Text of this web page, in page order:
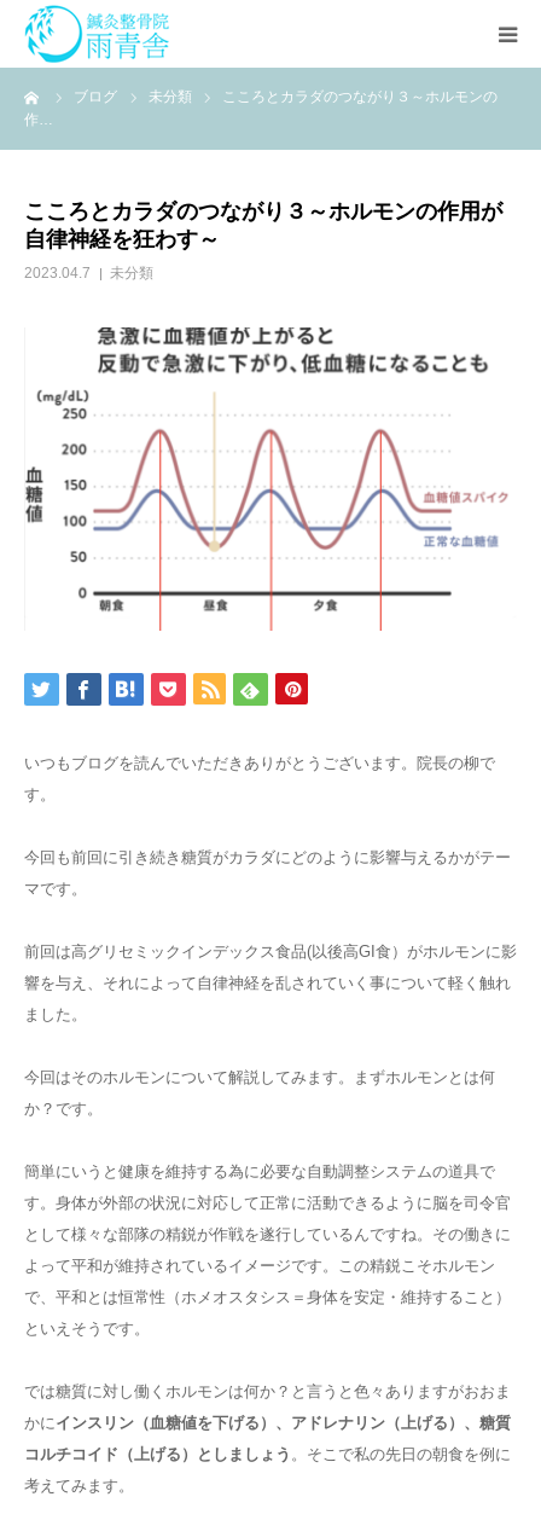
ブログ 未分類
こころとカラダのつながり３～ホルモンの
作…
こころとカラダのつながり３～ホルモンの作用が
自律神経を狂わす～
2023.04.7 未分類
いつもブログを読んでいただきありがとうございます。院長の柳で
す。
今回も前回に引き続き糖質がカラダにどのように影響与えるかがテー
マです。
前回は高グリセミックインデックス食品(以後高GI食）がホルモンに影
響を与え、それによって自律神経を乱されていく事について軽く触れ
ました。
今回はそのホルモンについて解説してみます。まずホルモンとは何
か？です。
簡単にいうと健康を維持する為に必要な自動調整システムの道具で
す。身体が外部の状況に対応して正常に活動できるように脳を司令官
として様々な部隊の精鋭が作戦を遂行しているんですね。その働きに
よって平和が維持されているイメージです。この精鋭こそホルモン
で、平和とは恒常性（ホメオスタシス＝身体を安定・維持すること）
といえそうです。
では糖質に対し働くホルモンは何か？と言うと色々ありますがおおま
かに インスリン（血糖値を下げる）、アドレナリン（上げる）、糖質
コルチコイド（上げる）としましょう 。そこで私の先日の朝食を例に
考えてみます。
治療の流れ
アクセス
スタッフ
よくある質問